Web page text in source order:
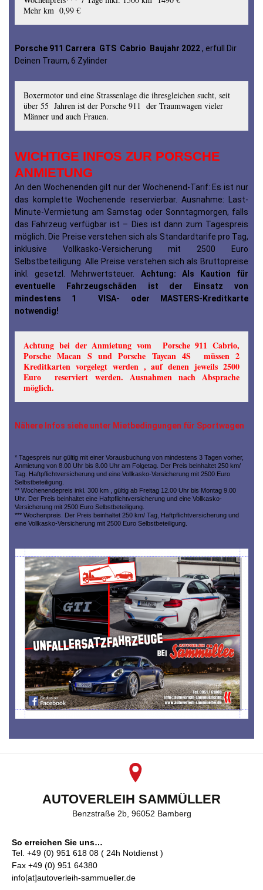
Mehr km 0,99 €
Porsche 911 Carrera GTS Cabrio Baujahr 2022, erfüll Dir
Deinen Traum, 6 Zylinder
Boxermotor und eine Strassenlage die ihresgleichen sucht, seit
über 55 Jahren ist der Porsche 911 der Traumwagen vieler
Männer und auch Frauen.
WICHTIGE INFOS ZUR PORSCHE
ANMIETUNG
An den Wochenenden gilt nur der Wochenend-Tarif: Es ist nur
das komplette Wochenende reservierbar. Ausnahme: Last-
Minute-Vermietung am Samstag oder Sonntagmorgen, falls
das Fahrzeug verfügbar ist – Dies ist dann zum Tagespreis
möglich. Die Preise verstehen sich als Standardtarife pro Tag,
inklusive Vollkasko-Versicherung mit 2500 Euro
Selbstbeteiligung. Alle Preise verstehen sich als Bruttopreise
inkl. gesetzl. Mehrwertsteuer.
Achtung: Als Kaution für
eventuelle Fahrzeugschäden ist der Einsatz von
mindestens 1 VISA- oder MASTERS-Kreditkarte
notwendig!
Achtung bei der Anmietung vom Porsche 911 Cabrio,
Porsche Macan S und Porsche Taycan 4S müssen 2
Kreditkarten vorgelegt werden , auf denen jeweils 2500
Euro reserviert werden. Ausnahmen nach Absprache
möglich.
Nähere Infos siehe unter Mietbedingungen für Sportwagen
* Tagespreis nur gültig mit einer Vorausbuchung von mindestens 3 Tagen vorher,
Anmietung von 8.00 Uhr bis 8.00 Uhr am Folgetag. Der Preis beinhaltet 250 km/
Tag. Haftpflichtversicherung und eine Vollkasko-Versicherung mit 2500 Euro
Selbstbeteiligung.
** Wochenendepreis inkl. 300 km , gültig ab Freitag 12.00 Uhr bis Montag 9.00
Uhr. Der Preis beinhaltet eine Haftpflichtversicherung und eine Vollkasko-
Versicherung mit 2500 Euro Selbstbeteiligung.
*** Wochenpreis. Der Preis beinhaltet 250 km/ Tag, Haftpflichtversicherung und
eine Vollkasko-Versicherung mit 2500 Euro Selbstbeteiligung.
AUTOVERLEIH SAMMÜLLER
Benzstraße 2b, 96052 Bamberg
So erreichen Sie uns…
Tel. +49 (0) 951 618 08 ( 24h Notdienst )
Fax +49 (0) 951 64380
info[at]autoverleih-sammueller.de